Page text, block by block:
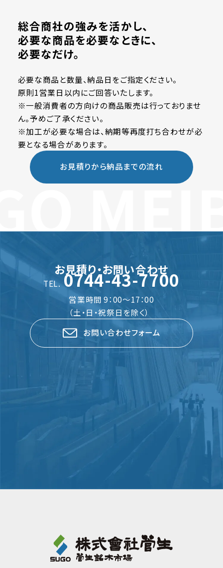
総合商社の強みを活かし、
必要な商品を必要なときに、
必要なだけ。
必要な商品と数量、納品日をご指定ください。
原則1営業日以内にご回答いたします。
※一般消費者の方向けの商品販売は行っておりませ
ん。予めご了承ください。
※加工が必要な場合は、納期等再度打ち合わせが必
要となる場合があります。
お見積りから納品までの流れ
お見積り・お問い合わせ
TEL. 0744-43-7700
営業時間 9：00～17：00
（土・日・祝祭日を除く）
お問い合わせフォーム